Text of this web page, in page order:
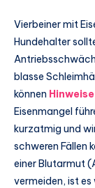
Vierbeiner mit
Hundehalter
blasse
können
Eisenmangel
kurzatmig und
schweren Fällen
einer Blutarmut
vermeiden, ist